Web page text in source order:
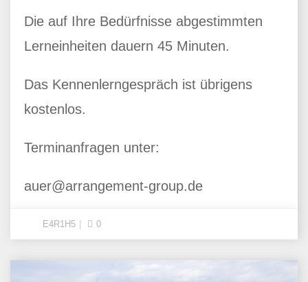
Die auf Ihre Bedürfnisse abgestimmten
Lerneinheiten dauern 45 Minuten.
Das Kennenlerngespräch ist übrigens
kostenlos.
Terminanfragen unter:
auer@arrangement-group.de
E4R1H5 0